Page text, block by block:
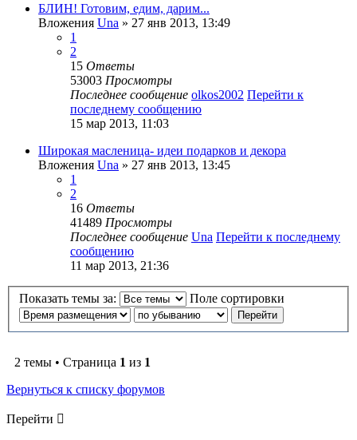
БЛИН! Готовим, едим, дарим...
Вложения Una » 27 янв 2013, 13:49
1
2
15 Ответы
53003 Просмотры
Последнее сообщение olkos2002 Перейти к
последнему сообщению
15 мар 2013, 11:03
Широкая масленица- идеи подарков и декора
Вложения Una » 27 янв 2013, 13:45
1
2
16 Ответы
41489 Просмотры
Последнее сообщение Una Перейти к последнему
сообщению
11 мар 2013, 21:36
Показать темы за: Поле сортировки
2 темы • Страница 1 из 1
Вернуться к списку форумов
Перейти